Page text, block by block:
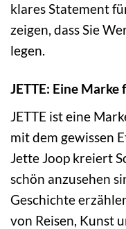
klares Statement
zeigen, dass Sie
legen.
JETTE: Eine
JETTE ist eine
mit dem gewissen
Jette Joop kreiert
schön anzusehen
Geschichte
von Reisen, Kunst